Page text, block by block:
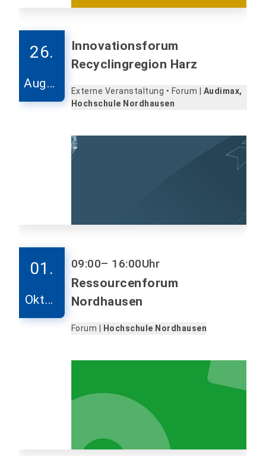
26.
Augus
t
Innovationsforum
Recyclingregion Harz
Externe Veranstaltung • Forum | Audimax,
Hochschule Nordhausen
01.
Oktob
er
09:00– 16:00Uhr
Ressourcenforum
Nordhausen
Forum | Hochschule Nordhausen